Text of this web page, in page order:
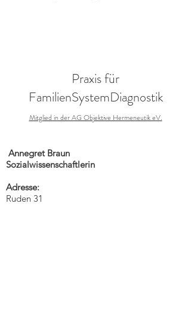
Praxis für
FamilienSystemDiagnostik
Mitglied in der AG Objektive Hermeneutik eV.
Annegret Braun
Sozialwissenschaftlerin
Adresse:
Ruden 31